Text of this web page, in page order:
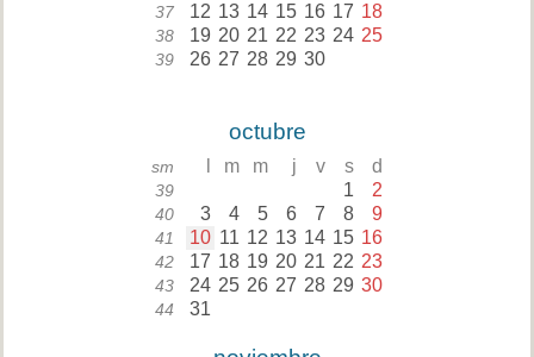
37 12 13 14 15 16 17 18
38 19 20 21 22 23 24 25
39 26 27 28 29 30
octubre
sm m m j v s d
39 1 2
40 3 4 5 6 7 8 9
41 10 11 12 13 14 15 16
42 17 18 19 20 21 22 23
43 24 25 26 27 28 29 30
44 31